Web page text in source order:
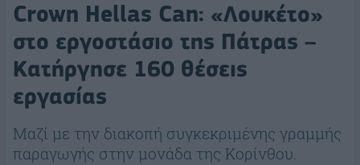
Crown Hellas Can: «Λουκέτο»
στο εργοστάσιο της Πάτρας –
Κατήργησε 160 θέσεις
εργασίας
Μαζί με την διακοπή συγκεκριμένης γραμμής
παραγωγής στην μονάδα της Κορίνθου.